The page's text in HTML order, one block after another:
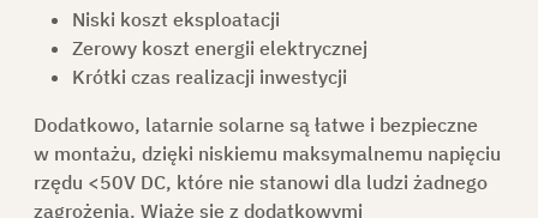
Niski koszt eksploatacji
Zerowy koszt energii elektrycznej
Krótki czas realizacji inwestycji
Dodatkowo, latarnie solarne są łatwe i bezpieczne
w montażu, dzięki niskiemu maksymalnemu napięciu
rzędu <50V DC, które nie stanowi dla ludzi żadnego
zagrożenia. Wiąże się z dodatkowymi